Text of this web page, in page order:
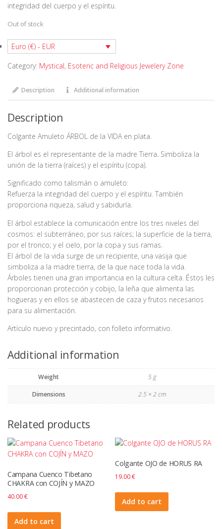
integridad del cuerpo y el espíritu.
Out of stock
Euro (€) - EUR
Category: Mystical, Esoteric and Religious Jewelery Zone
Description Additional information
Description
Colgante Amuleto ÁRBOL de la VIDA en plata.
El árbol es el representante de la madre Tierra. Simboliza la
unión de la tierra (raíces) y el espíritu (copa).
Significado como talismán o amuleto:
Refuerza la integridad del cuerpo y el espíritu. También
proporciona riqueza, salud y sabiduría.
El árbol establece la comunicación entre los tres niveles del
cosmos: el subterráneo, por sus raíces; la superficie de la tierra,
por el tronco; y el cielo, por la copa y sus ramas.
El árbol de la vida surge de un recipiente, una vasija que
simboliza a la madre tierra, de la que nace toda la vida.
Árboles tienen una gran importancia en la cultura celta. Éstos les
proporcionan protección y cobijo, la leña que alimenta las
hogueras y en ellos se abastecen de caza y frutos necesarios
para su alimentación.
Artículo nuevo y precintado, con folleto informativo.
Additional information
Weight 5 g
Dimensions 2.5 × 2 cm
Related products
Campana Cuenco Tibetano
CHAKRA con COJÍN y MAZO
40.00€
Add to cart
Colgante OJO de HORUS RA
19.00€
Add to cart